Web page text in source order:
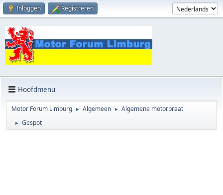
Inloggen Registreren
Hoofdmenu
Motor Forum Limburg ► Algemeen ► Algemene motorpraat
► Gespot